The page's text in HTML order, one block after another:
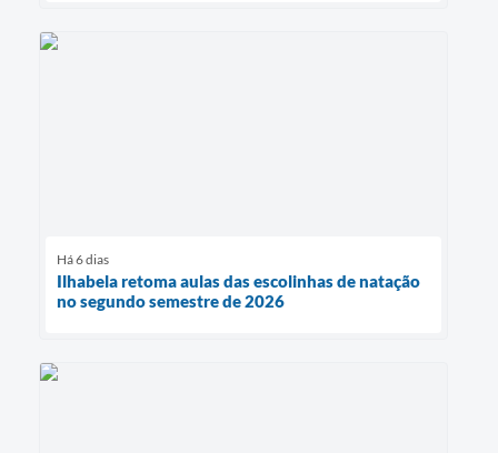
Há 6 dias
Ilhabela retoma aulas das escolinhas de natação
no segundo semestre de 2026